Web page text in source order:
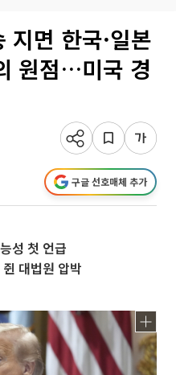
면 한국·일본
원점…미국 경
구글 선호매체 추가
성 첫 언급
대법원 압박